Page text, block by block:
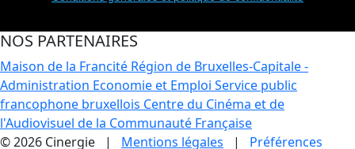
NOS PARTENAIRES
Maison de la Francité Région de Bruxelles-Capitale -
Administration Economie et Emploi Service public
francophone bruxellois Centre du Cinéma et de
l'Audiovisuel de la Communauté Française
© 2026 Cinergie | Mentions légales | Préférences